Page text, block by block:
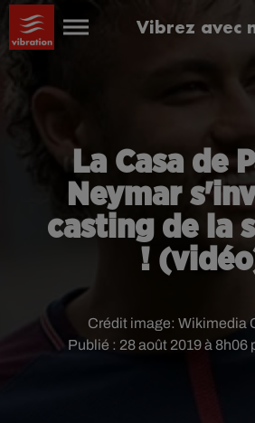
Vibrez avec
La Casa de
Neymar
casting de la
!
Publié : 28 août 2019 à 8h06
Crédit image: Wikimedia